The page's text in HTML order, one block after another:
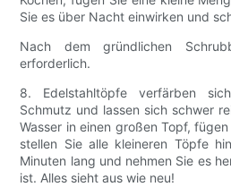
Sie es über Nacht einwirken und
Nach dem gründlichen
erforderlich.
8. Edelstahltöpfe verfärben
Schmutz und lassen sich schwer
Wasser in einen großen Topf,
stellen Sie alle kleineren Töpfe
Minuten lang und nehmen Sie es
ist. Alles sieht aus wie neu!